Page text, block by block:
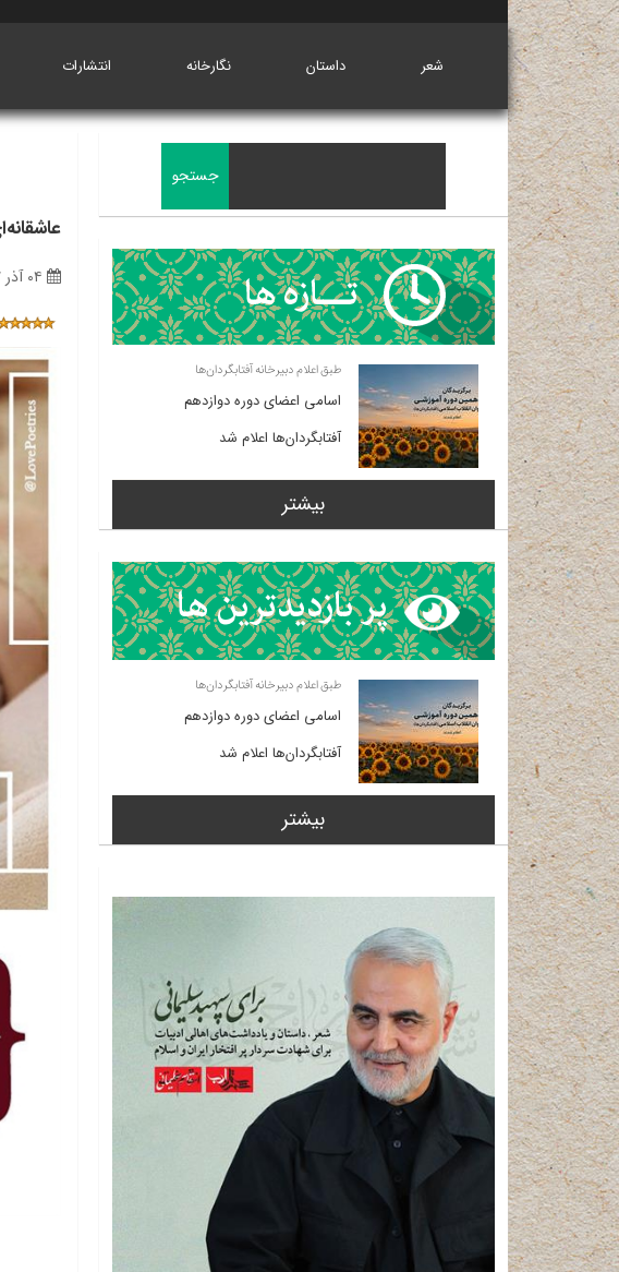
شعر داستان نگارخانه انتشارات
۰۴ آذر ۱۳۹۷
طبق اعلام دبیرخانه آفتابگردان‌ها
اسامی اعضای دوره دوازدهم
آفتابگردان‌ها اعلام شد
بیشتر
طبق اعلام دبیرخانه آفتابگردان‌ها
اسامی اعضای دوره دوازدهم
آفتابگردان‌ها اعلام شد
بیشتر